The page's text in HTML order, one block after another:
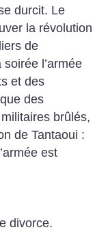
durcit. Le
la révolution
de
l’armée
et des
des
brûlés,
de Tantaoui :
est
divorce.